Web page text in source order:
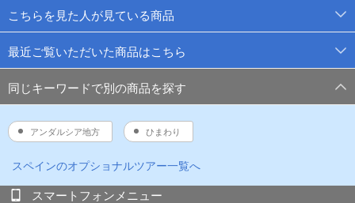
こちらを見た人が見ている商品
最近ご覧いただいた商品はこちら
同じキーワードで別の商品を探す
アンダルシア地方 ひまわり
スペインのオプショナルツアー一覧へ
スマートフォンメニュー